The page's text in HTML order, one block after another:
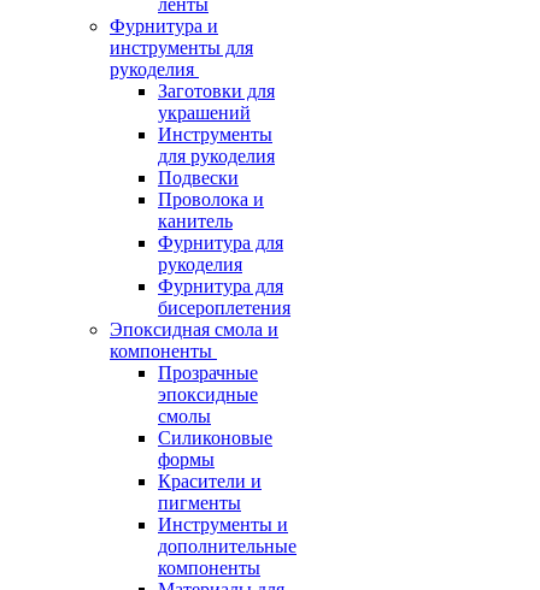
ленты
Фурнитура и
инструменты для
рукоделия
Заготовки для
украшений
Инструменты
для рукоделия
Подвески
Проволока и
канитель
Фурнитура для
рукоделия
Фурнитура для
бисероплетения
Эпоксидная смола и
компоненты
Прозрачные
эпоксидные
смолы
Силиконовые
формы
Красители и
пигменты
Инструменты и
дополнительные
компоненты